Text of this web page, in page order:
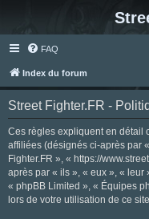
FAQ
Index du forum
Street Fighter.FR -
Ces règles expliquent en détail
affiliées (désignés ci-après par
Fighter.FR », « https://
après par « ils », « eux », «
« phpBB Limited », « Équipes
lors de votre utilisation de ce